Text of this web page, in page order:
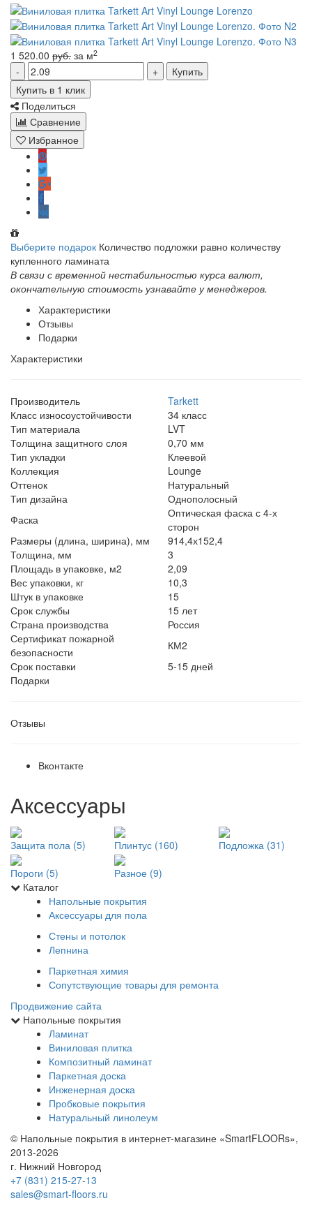
1 520.00 руб. за м2
Купить
Купить в 1 клик
Поделиться
Сравнение
Избранное
Выберите подарок Количество подложки равно количеству
купленного ламината
В связи с временной нестабильностью курса валют,
окончательную стоимость узнавайте у менеджеров.
Характеристики
Отзывы
Подарки
Характеристики
Производитель
Tarkett
Класс износоустойчивости
34 класс
Тип материала
LVT
Толщина защитного слоя
0,70 мм
Тип укладки
Клеевой
Коллекция
Lounge
Оттенок
Натуральный
Тип дизайна
Однополосный
Фаска
Оптическая фаска с 4-х
сторон
Размеры (длина, ширина), мм
914,4х152,4
Толщина, мм
3
Площадь в упаковке, м2
2,09
Вес упаковки, кг
10,3
Штук в упаковке
15
Срок службы
15 лет
Страна производства
Россия
Сертификат пожарной
безопасности
КМ2
Срок поставки
5-15 дней
Подарки
Отзывы
Вконтакте
Аксессуары
Защита пола (5) Плинтус (160) Подложка (31)
Пороги (5)
Разное (9)
Каталог
Напольные покрытия
Аксессуары для пола
Стены и потолок
Лепнина
Паркетная химия
Сопутствующие товары для ремонта
Продвижение сайта
Напольные покрытия
Ламинат
Виниловая плитка
Композитный ламинат
Паркетная доска
Инженерная доска
Пробковые покрытия
Натуральный линолеум
© Напольные покрытия в интернет-магазине «SmartFLOORs»,
2013-2026
г. Нижний Новгород
+7 (831) 215-27-13
sales@smart-floors.ru